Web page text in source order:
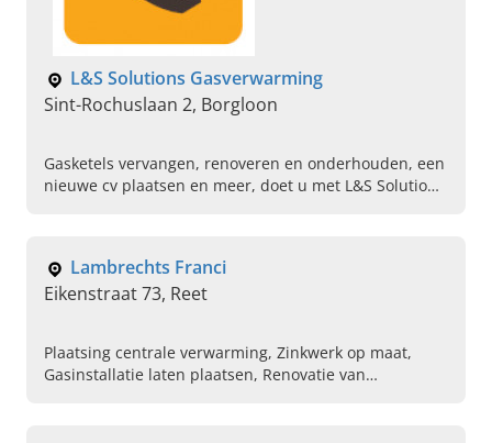
L&S Solutions Gasverwarming
Sint-Rochuslaan 2, Borgloon
Gasketels vervangen, renoveren en onderhouden, een
nieuwe cv plaatsen en meer, doet u met L&S Solutions
Lambrechts Franci
Eikenstraat 73, Reet
Plaatsing centrale verwarming, Zinkwerk op maat,
Gasinstallatie laten plaatsen, Renovatie van